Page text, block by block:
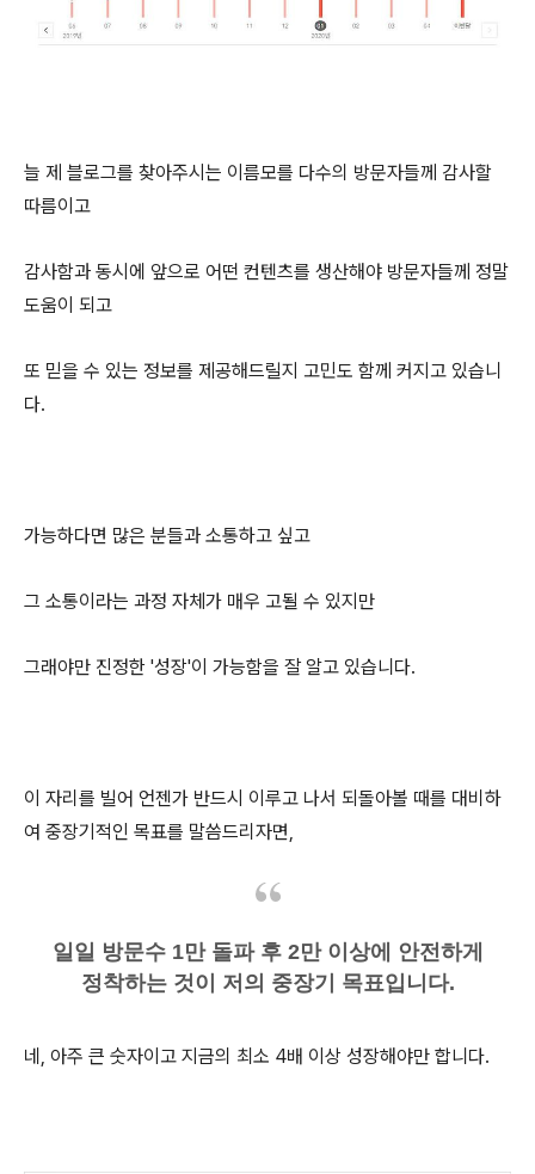
늘 제 블로그를 찾아주시는 이름모를 다수의 방문자들께 감사할
따름이고
감사함과 동시에 앞으로 어떤 컨텐츠를 생산해야 방문자들께 정말
도움이 되고
또 믿을 수 있는 정보를 제공해드릴지 고민도 함께 커지고 있습니
다.
가능하다면 많은 분들과 소통하고 싶고
그 소통이라는 과정 자체가 매우 고될 수 있지만
그래야만 진정한 '성장'이 가능함을 잘 알고 있습니다.
이 자리를 빌어 언젠가 반드시 이루고 나서 되돌아볼 때를 대비하
여 중장기적인 목표를 말씀드리자면,
일일 방문수 1만 돌파 후 2만 이상에 안전하게
정착하는 것이 저의 중장기 목표입니다.
네, 아주 큰 숫자이고 지금의 최소 4배 이상 성장해야만 합니다.